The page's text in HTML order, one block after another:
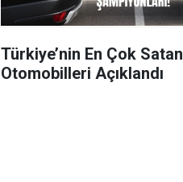
Türkiye’nin En Çok Satan
Otomobilleri Açıklandı